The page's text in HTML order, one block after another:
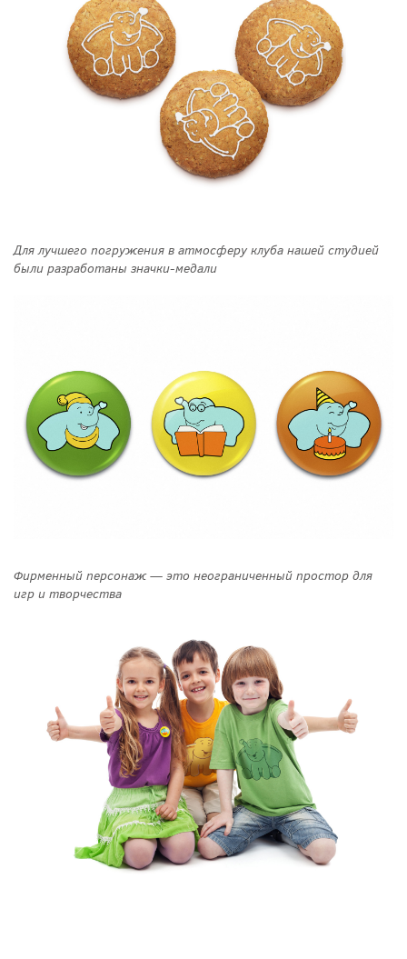
Для лучшего погружения в атмосферу клуба нашей студией
были разработаны значки-медали
Фирменный персонаж — это неограниченный простор для
игр и творчества